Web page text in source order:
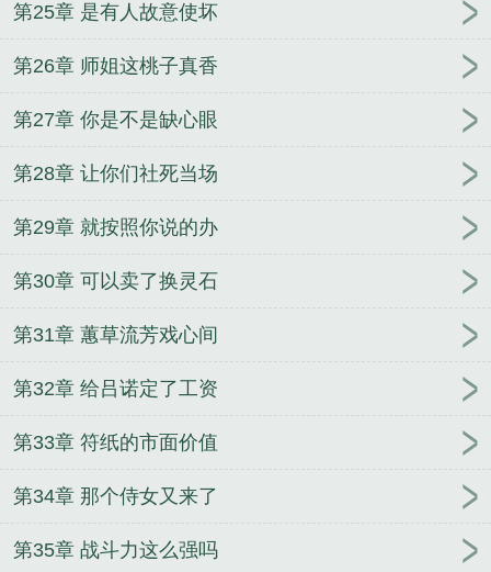
第25章 是有人故意使坏
第26章 师姐这桃子真香
第27章 你是不是缺心眼
第28章 让你们社死当场
第29章 就按照你说的办
第30章 可以卖了换灵石
第31章 蕙草流芳戏心间
第32章 给吕诺定了工资
第33章 符纸的市面价值
第34章 那个侍女又来了
第35章 战斗力这么强吗